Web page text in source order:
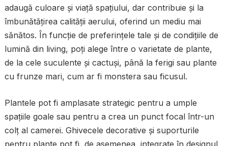
adaugă culoare și viață spațiului, dar contribuie și la
îmbunătățirea calității aerului, oferind un mediu mai
sănătos. În funcție de preferințele tale și de condițiile de
lumină din living, poți alege între o varietate de plante,
de la cele suculente și cactuși, până la ferigi sau plante
cu frunze mari, cum ar fi monstera sau ficusul.
Plantele pot fi amplasate strategic pentru a umple
spațiile goale sau pentru a crea un punct focal într-un
colț al camerei. Ghivecele decorative și suporturile